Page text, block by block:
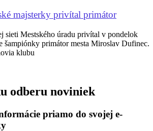
majsterky privítal primátor
sieti Mestského úradu privítal v pondelok
šampiónky primátor mesta Miroslav Dufinec.
klubu
odberu noviniek
priamo do svojej e-